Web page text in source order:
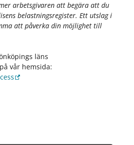
arbetsgivaren att begära att du
belastningsregister. Ett utslag i
att påverka din möjlighet till
läns
vår hemsida: